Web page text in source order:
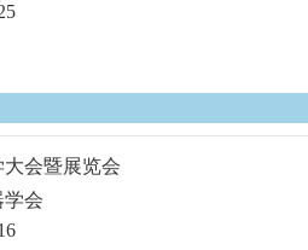
大会暨展览会
学会